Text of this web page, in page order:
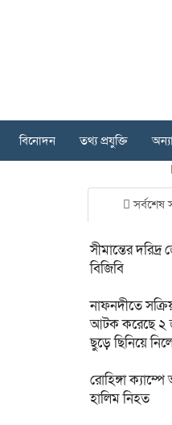
বিনোদন তথ্য প্রযুক্তি
সর্বশেষ
সীমান্তের
বিজিবি
নাফনদীতে
আটক করেছে ২
ছুড়ে ছিনিয়ে
রোহিঙ্গা ক্যাম্পে
হালিম নিহত